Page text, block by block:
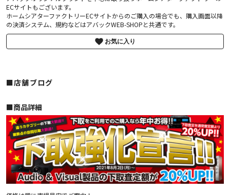
ECサイトもございます。
ホームシアターファクトリーECサイトからのご購入の場合でも、購入画面以降
の決済システム、規約などはアバックWEB-SHOPと共通です。
お気に入り
■店舗ブログ
■︎商品詳細